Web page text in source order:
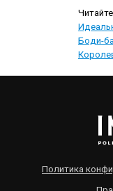
Боди-
Политика